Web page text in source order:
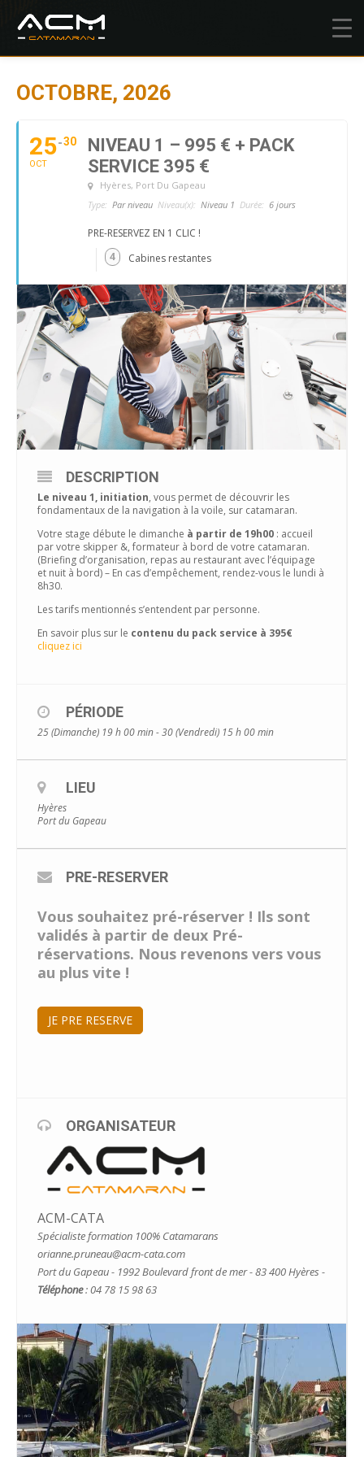
OCTOBRE, 2026
25
OCT
30
NIVEAU 1 – 995 € + PACK
SERVICE 395 €
Hyères, Port Du Gapeau
Type: Par niveau Niveau(x): Niveau 1 Durée: 6 jours
PRE-RESERVEZ EN 1 CLIC !
4 Cabines restantes
DESCRIPTION
Le niveau 1, initiation, vous permet de découvrir les
fondamentaux de la navigation à la voile, sur catamaran.
Votre stage débute le dimanche à partir de 19h00 : accueil
par votre skipper &, formateur à bord de votre catamaran.
(Briefing d’organisation, repas au restaurant avec l’équipage
et nuit à bord) – En cas d’empêchement, rendez-vous le lundi à
8h30.
Les tarifs mentionnés s’entendent par personne.
En savoir plus sur le contenu du pack service à 395€
cliquez ici
PÉRIODE
25 (Dimanche) 19 h 00 min - 30 (Vendredi) 15 h 00 min
LIEU
Hyères
Port du Gapeau
PRE-RESERVER
Vous souhaitez pré-réserver ! Ils sont
validés à partir de deux Pré-
réservations. Nous revenons vers vous
au plus vite !
JE PRE RESERVE
ORGANISATEUR
ACM-CATA
Spécialiste formation 100% Catamarans
orianne.pruneau@acm-cata.com
Port du Gapeau - 1992 Boulevard front de mer - 83 400 Hyères -
Téléphone: 04 78 15 98 63